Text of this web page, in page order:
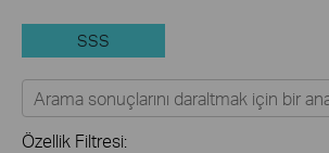
SSS
Özellik Filtresi: